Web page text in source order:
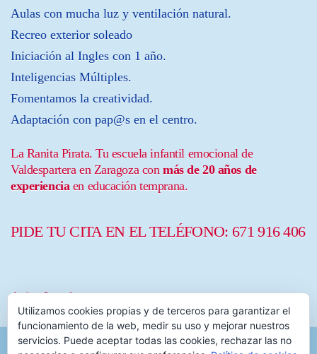
Aulas con mucha luz y ventilación natural.
Recreo exterior soleado
Iniciación al Ingles con 1 año.
Inteligencias Múltiples.
Fomentamos la creatividad.
Adaptación con pap@s en el centro.
La Ranita Pirata. Tu escuela infantil emocional de
Valdespartera en Zaragoza conmás de 20 años de
experienciaen educación temprana.
PIDE TU CITA EN EL TELÉFONO: 671 916 406
Aviso Legal
Utilizamos cookies propias y de terceros para garantizar el
funcionamiento de la web, medir su uso y mejorar nuestros
servicios. Puede aceptar todas las cookies, rechazar las no